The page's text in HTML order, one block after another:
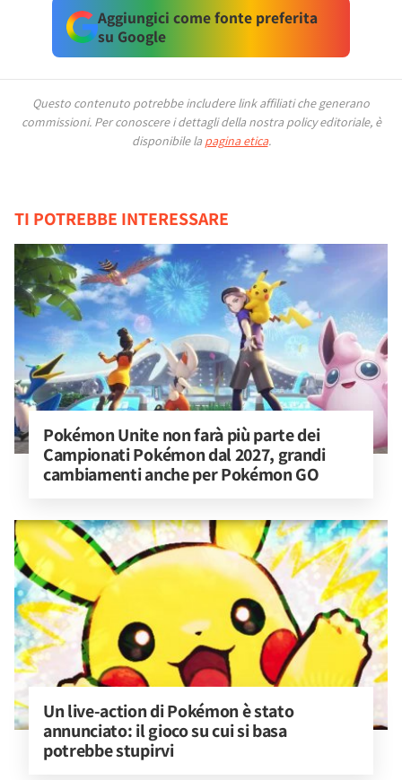
Aggiungici come fonte preferita
su Google
Questo contenuto potrebbe includere link affiliati che generano
commissioni. Per conoscere i dettagli della nostra policy editoriale, è
disponibile la pagina etica.
TI POTREBBE INTERESSARE
Pokémon Unite non farà più parte dei
Campionati Pokémon dal 2027, grandi
cambiamenti anche per Pokémon GO
Un live-action di Pokémon è stato
annunciato: il gioco su cui si basa
potrebbe stupirvi